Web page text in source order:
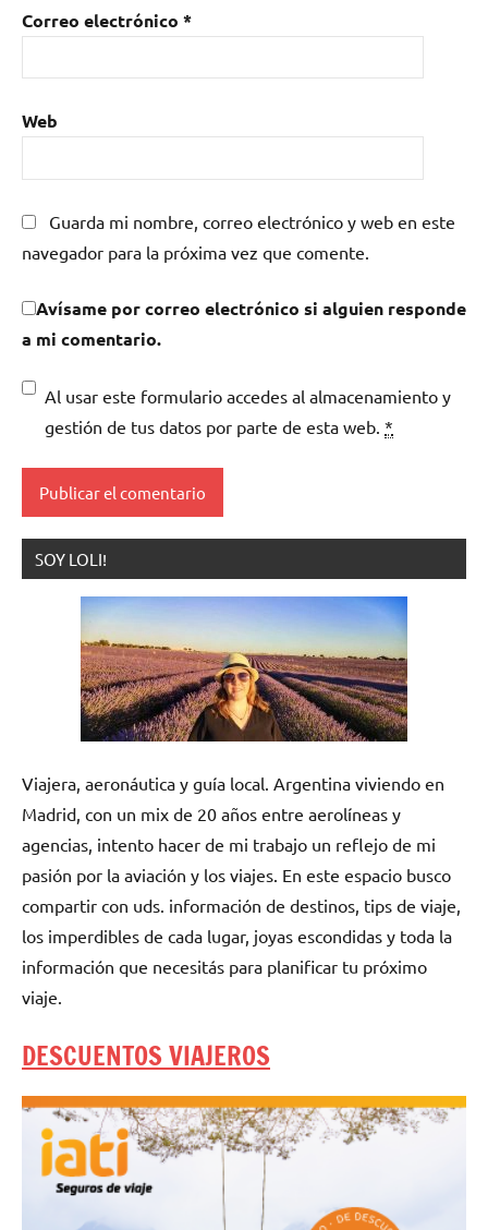
Correo electrónico *
Web
Guarda mi nombre, correo electrónico y web en este
navegador para la próxima vez que comente.
Avísame por correo electrónico si alguien responde
a mi comentario.
Al usar este formulario accedes al almacenamiento y
gestión de tus datos por parte de esta web. *
SOY LOLI!
Viajera, aeronáutica y guía local. Argentina viviendo en
Madrid, con un mix de 20 años entre aerolíneas y
agencias, intento hacer de mi trabajo un reflejo de mi
pasión por la aviación y los viajes. En este espacio busco
compartir con uds. información de destinos, tips de viaje,
los imperdibles de cada lugar, joyas escondidas y toda la
información que necesitás para planificar tu próximo
viaje.
DESCUENTOS VIAJEROS